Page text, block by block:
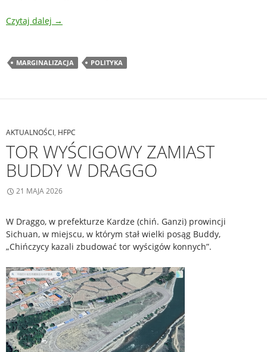
Czytaj dalej →
MARGINALIZACJA POLITYKA
AKTUALNOŚCI, HFPC
TOR WYŚCIGOWY ZAMIAST
BUDDY W DRAGGO
21 MAJA 2026
W Draggo, w prefekturze Kardze (chiń. Ganzi) prowincji
Sichuan, w miejscu, w którym stał wielki posąg Buddy,
„Chińczycy kazali zbudować tor wyścigów konnych”.